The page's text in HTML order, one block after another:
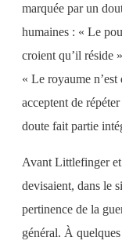
marquée par un
humaines : « Le
croient qu’il réside
« Le royaume n’est
acceptent de
doute fait partie
Avant Littlefinger
devisaient, dans le
pertinence de la
général. À